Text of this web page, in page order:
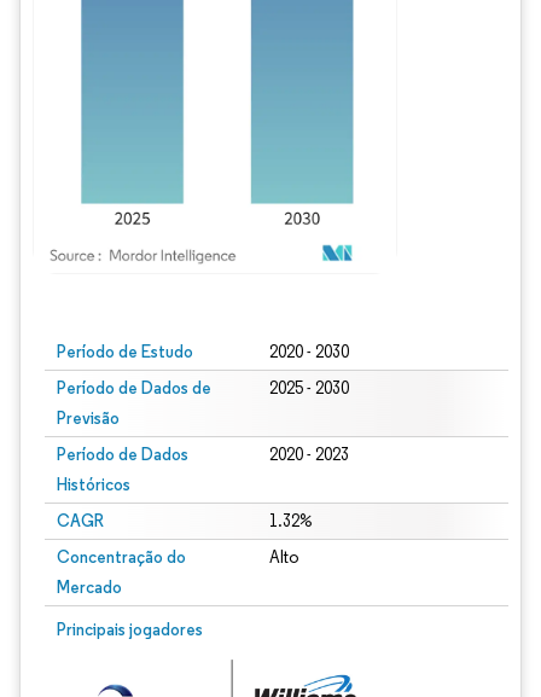
Período de Estudo 2020 - 2030
Período de Dados de
Previsão
2025 - 2030
Período de Dados
Históricos
2020 - 2023
CAGR 1.32%
Concentração do
Mercado
Alto
Principais jogadores